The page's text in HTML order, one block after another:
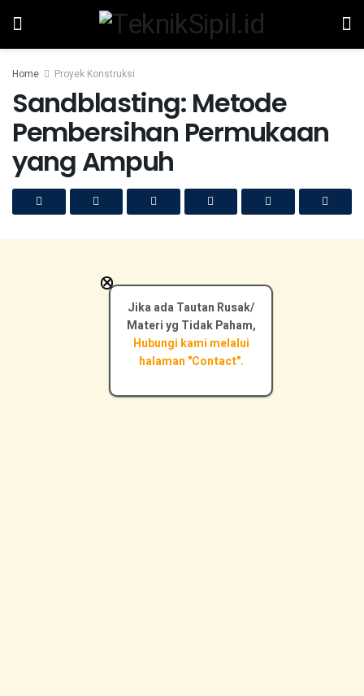
Home Proyek Konstruksi
Sandblasting: Metode
Pembersihan Permukaan
yang Ampuh
Jika ada Tautan Rusak/
Materi yg Tidak Paham,
Hubungi kami melalui
halaman "Contact".
×